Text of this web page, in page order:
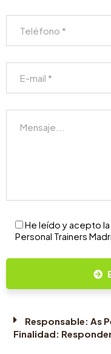
He leído y acepto la
Personal Trainers
Responsable: As
Finalidad: